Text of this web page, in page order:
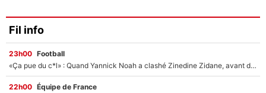
Fil info
23h00 Football
«Ça pue du c*l» : Quand Yannick Noah a clashé Zinedine Zidane, avant de se faire recadrer par le nouveau sélectionneur de l'équipe de France !
22h00 Équipe de France